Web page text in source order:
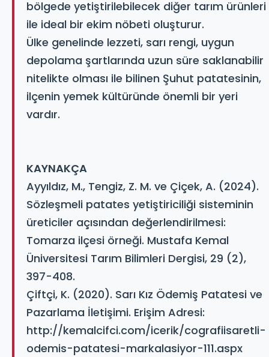
bölgede yetiştirilebilecek diğer tarım ürünleri
ile ideal bir ekim nöbeti oluşturur.
Ülke genelinde lezzeti, sarı rengi, uygun
depolama şartlarında uzun süre saklanabilir
nitelikte olması ile bilinen Şuhut patatesinin,
ilçenin yemek kültüründe önemli bir yeri
vardır.
KAYNAKÇA
Ayyıldız, M., Tengiz, Z. M. ve Çiçek, A. (2024).
Sözleşmeli patates yetiştiriciliği sisteminin
üreticiler açısından değerlendirilmesi:
Tomarza ilçesi örneği. Mustafa Kemal
Üniversitesi Tarım Bilimleri Dergisi, 29 (2),
397-408.
Çiftçi, K. (2020). Sarı Kız Ödemiş Patatesi ve
Pazarlama İletişimi. Erişim Adresi:
http://kemalcifci.com/icerik/cografiisaretli-
odemis-patatesi-markalasiyor-111.aspx